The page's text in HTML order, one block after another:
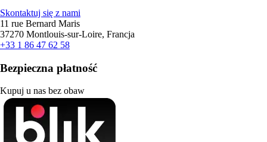
Skontaktuj się z nami
11 rue Bernard Maris
37270 Montlouis-sur-Loire, Francja
+33 1 86 47 62 58
Bezpieczna płatność
Kupuj u nas bez obaw